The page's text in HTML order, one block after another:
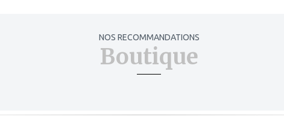
NOS RECOMMANDATIONS
Boutique